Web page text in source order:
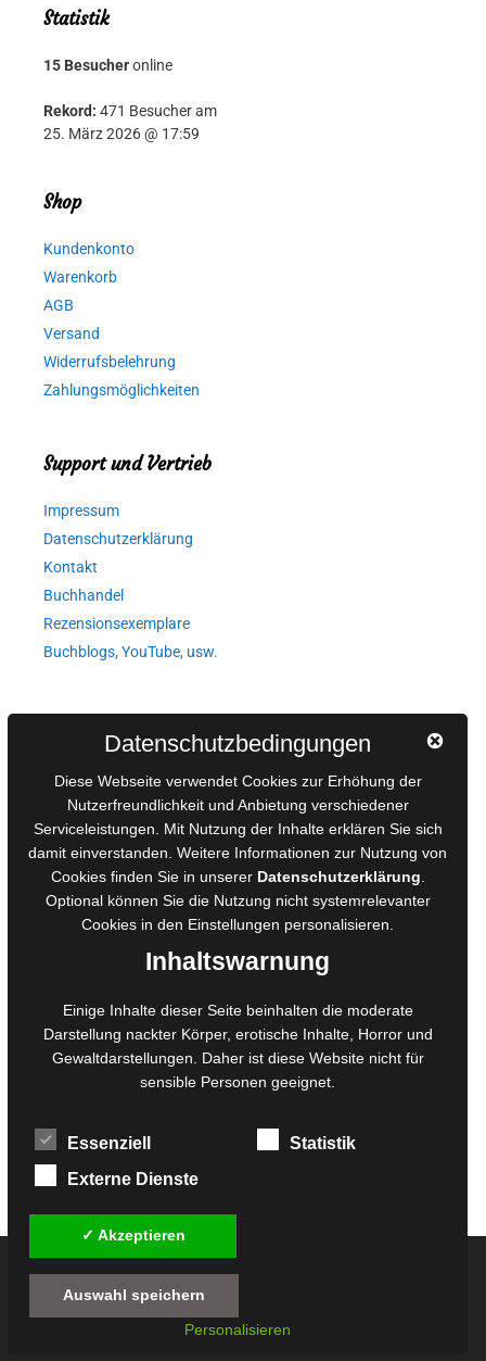
Statistik
15 Besucheronline
Rekord: 471 Besucher am
25. März 2026 @ 17:59
Shop
Kundenkonto
Warenkorb
AGB
Versand
Widerrufsbelehrung
Zahlungsmöglichkeiten
Support und Vertrieb
Impressum
Datenschutzerklärung
Kontakt
Buchhandel
Rezensionsexemplare
Buchblogs, YouTube, usw.
AGB für Medienprojekte
Online-Artikel
Manuskripte einreichen
Ausschreibungen
Belegexemplare
Eigenbedarfsexemplare
Foto- und Bildbearbeitung
Fotorestauration
Creative Artwork
MPS Fotografie
WordPress Support
Alle Preise inkl. der gesetzlichen MwSt. - Die durchgestrichenen Preise entsprechen
Datenschutzbedingungen
Diese Webseite verwendet Cookies zur Erhöhung der
Nutzerfreundlichkeit und Anbietung verschiedener
Serviceleistungen. Mit Nutzung der Inhalte erklären Sie sich
damit einverstanden. Weitere Informationen zur Nutzung von
Cookies finden Sie in unserer Datenschutzerklärung
Optional können Sie die Nutzung nicht systemrelevanter
Cookies in den Einstellungen personalisieren.
Inhaltswarnung
Einige Inhalte dieser Seite beinhalten die moderate
Darstellung nackter Körper, erotische Inhalte, Horror und
Gewaltdarstellungen. Daher ist diese Website nicht für
sensible Personen geeignet.
Essenziell
Statistik
Externe Dienste
✓ Akzeptieren
Auswahl speichern
Personalisieren